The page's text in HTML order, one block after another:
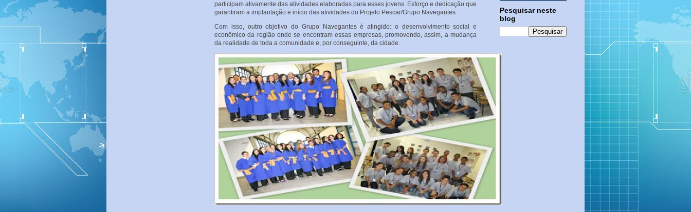
participam ativamente das atividades elaboradas para esses jovens. Esforço e dedicação que
garantiram a implantação e início das atividades do Projeto Pescar/Grupo Navegantes.
Com isso, outro objetivo do Grupo Navegantes é atingido: o desenvolvimento social e
econômico da região onde se encontram essas empresas, promovendo, assim, a mudança
da realidade de toda a comunidade e, por conseguinte, da cidade.
Pesquisar neste
blog